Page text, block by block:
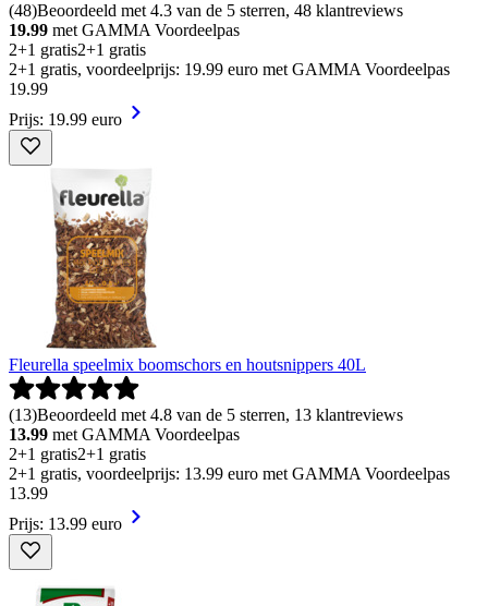
(48)Beoordeeld met 4.3 van de 5 sterren, 48 klantreviews
19.99 met GAMMA Voordeelpas
2+1 gratis2+1 gratis
2+1 gratis, voordeelprijs: 19.99 euro met GAMMA Voordeelpas
19.99
Prijs: 19.99 euro
Fleurella speelmix boomschors en houtsnippers 40L
(13)Beoordeeld met 4.8 van de 5 sterren, 13 klantreviews
13.99 met GAMMA Voordeelpas
2+1 gratis2+1 gratis
2+1 gratis, voordeelprijs: 13.99 euro met GAMMA Voordeelpas
13.99
Prijs: 13.99 euro